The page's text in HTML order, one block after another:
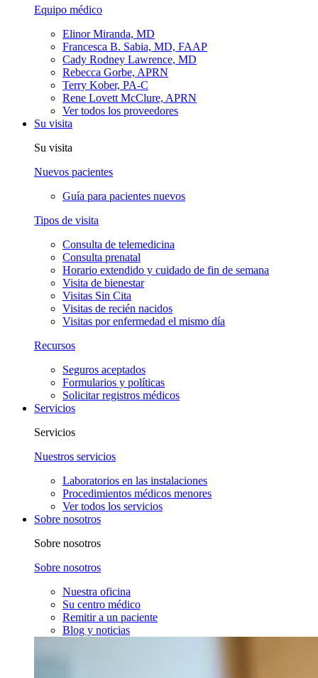
Equipo médico
Elinor Miranda, MD
Francesca B. Sabia, MD, FAAP
Cady Rodney Lawrence, MD
Rebecca Gorbe, APRN
Terry Kober, PA-C
Rene Lovett McClure, APRN
Ver todos los proveedores
Su visita
Su visita
Nuevos pacientes
Guía para pacientes nuevos
Tipos de visita
Consulta de telemedicina
Consulta prenatal
Horario extendido y cuidado de fin de semana
Visita de bienestar
Visitas Sin Cita
Visitas de recién nacidos
Visitas por enfermedad el mismo día
Recursos
Seguros aceptados
Formularios y políticas
Solicitar registros médicos
Servicios
Servicios
Nuestros servicios
Laboratorios en las instalaciones
Procedimientos médicos menores
Ver todos los servicios
Sobre nosotros
Sobre nosotros
Sobre nosotros
Nuestra oficina
Su centro médico
Remitir a un paciente
Blog y noticias